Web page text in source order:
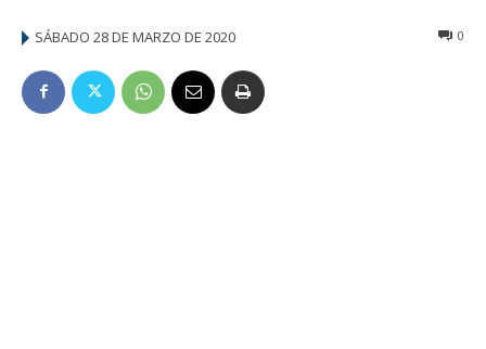
SÁBADO 28 DE MARZO DE 2020 0